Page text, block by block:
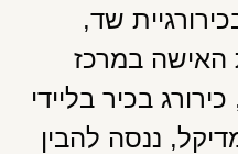
שד,
האישה במרכז
בכיר בליידי
ננסה להבין